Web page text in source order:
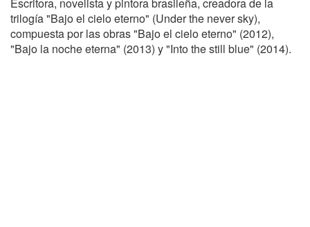
trilogía "Bajo el cielo eterno" (Under the never sky),
compuesta por las obras "Bajo el cielo eterno" (2012),
"Bajo la noche eterna" (2013) y "Into the still blue" (2014).